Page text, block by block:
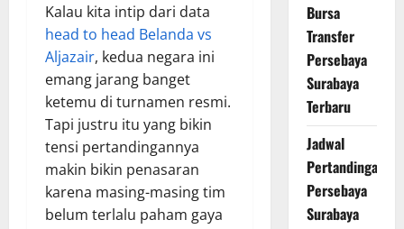
Kalau kita intip dari data
head to head Belanda vs
Aljazair, kedua negara ini
emang jarang banget
ketemu di turnamen resmi.
Tapi justru itu yang bikin
tensi pertandingannya
makin bikin penasaran
karena masing-masing tim
belum terlalu paham gaya
Bursa
Transfer
Persebaya
Surabaya
Terbaru
Jadwal
Pertandingan
Persebaya
Surabaya